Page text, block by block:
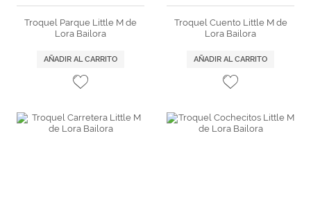
Troquel Parque Little M de
Lora Bailora
AÑADIR AL CARRITO
Troquel Cuento Little M de
Lora Bailora
AÑADIR AL CARRITO